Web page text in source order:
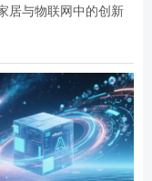
居与物联网中的创新